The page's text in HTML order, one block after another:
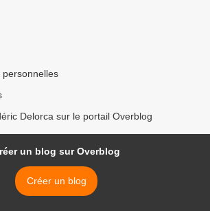
Delorca sur le portail Overblog
un blog sur Overblog
Créer un blog